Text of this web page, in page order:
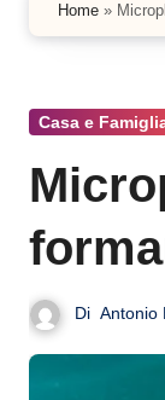
Home »
Casa e
Di Antonio